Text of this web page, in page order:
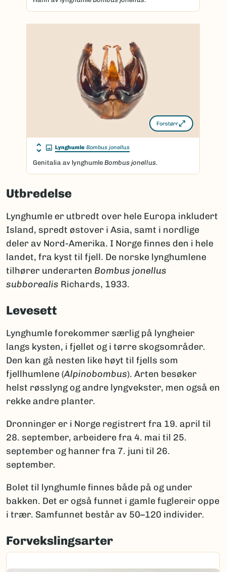
Forstørr
Lynghumle Bombus jonellus
Genitalia av lynghumle Bombus jonellus.
Utbredelse
Lynghumle er utbredt over hele Europa inkludert
Island, spredt østover i Asia, samt i nordlige
deler av Nord-Amerika. I Norge finnes den i hele
landet, fra kyst til fjell. De norske lynghumlene
tilhører underarten Bombus jonellus
subborealis Richards, 1933.
Levesett
Lynghumle forekommer særlig på lyngheier
langs kysten, i fjellet og i tørre skogsområder.
Den kan gå nesten like høyt til fjells som
fjellhumlene (Alpinobombus). Arten besøker
helst røsslyng og andre lyngvekster, men også en
rekke andre planter.
Dronninger er i Norge registrert fra 19. april til
28. september, arbeidere fra 4. mai til 25.
september og hanner fra 7. juni til 26.
september.
Bolet til lynghumle finnes både på og under
bakken. Det er også funnet i gamle fuglereir oppe
i trær. Samfunnet består av 50–120 individer.
Forvekslingsarter